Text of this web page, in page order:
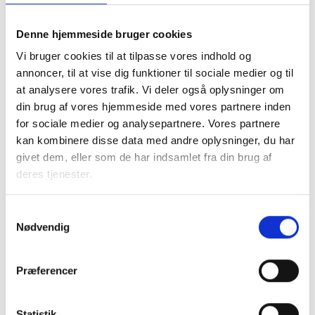
Denne hjemmeside bruger cookies
Vi bruger cookies til at tilpasse vores indhold og
annoncer, til at vise dig funktioner til sociale medier og til
at analysere vores trafik. Vi deler også oplysninger om
din brug af vores hjemmeside med vores partnere inden
for sociale medier og analysepartnere. Vores partnere
kan kombinere disse data med andre oplysninger, du har
givet dem, eller som de har indsamlet fra din brug af
deres tjenester.
Nødvendig
Præferencer
Med venlig hilsen
Bent Madsen / Christina Iversen
Kontakt
Adm. direktør